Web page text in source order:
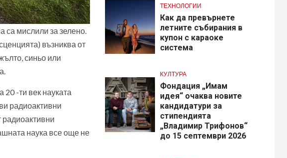
са мислили за зелено.
възниква от
синьо или
-ти век науката
радиоактивни
наука все още не
ТЕХНОЛОГИИ
Как да превърнете
летните събирания в
купон с караоке
система
КУЛТУРА
Фондация „Имам
идея“ очаква новите
кандидатури за
стипендията
„Владимир Трифонов“
до 15 септември 2026